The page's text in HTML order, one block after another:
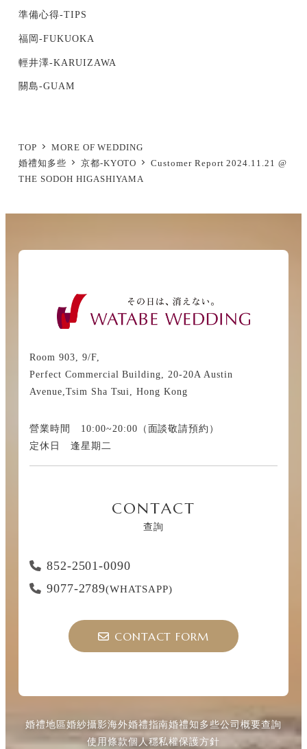
準備心得-TIPS
福岡-FUKUOKA
輕井澤-KARUIZAWA
關島-GUAM
TOP
MORE OF WEDDING
婚禮知多些
京都-KYOTO
Customer Report 2024.11.21 @
THE SODOH HIGASHIYAMA
Room 903, 9/F,
Perfect Commercial Building, 20-20A Austin
Avenue,Tsim Sha Tsui, Hong Kong
營業時間 10:00~20:00（面談敬請預約）
定休日 逢星期二
CONTACT
查詢
852-2501-0090
9077-2789(WHATSAPP)
CONTACT FORM
婚禮地區婚紗攝影海外婚禮指南婚禮知多些公司概要查詢
使用條款個人穩私權保護方針